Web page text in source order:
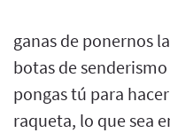
ganas de ponernos
botas de
pongas tú para
raqueta, lo que sea